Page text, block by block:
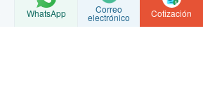
Correo
electrónico
WhatsApp Cotización